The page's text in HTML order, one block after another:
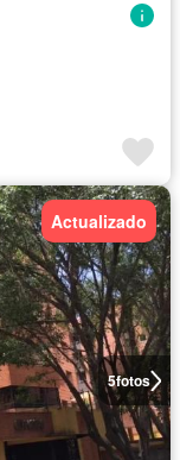
5fotos
Actualizado